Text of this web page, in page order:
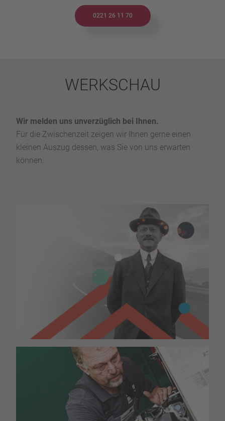
0221 26 11 70
WERKSCHAU
Wir melden uns unverzüglich bei Ihnen.
Für die Zwischenzeit zeigen wir Ihnen gerne einen
kleinen Auszug dessen, was Sie von uns erwarten
können.